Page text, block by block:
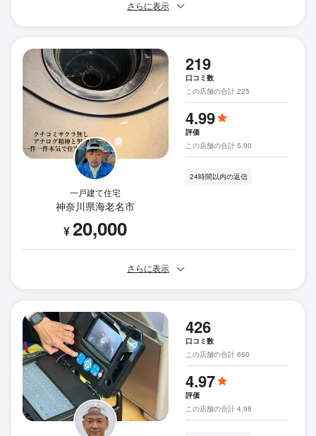
さらに表示
一戸建て住宅
神奈川県海老名市
¥20,000
219
口コミ数
この店舗の合計 225
4.99
評価
この店舗の合計 5.00
24時間以内の返信
さらに表示
426
口コミ数
この店舗の合計 660
4.97
評価
この店舗の合計 4.98